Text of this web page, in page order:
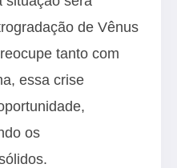
de Vênus
tanto com
essa crise
os